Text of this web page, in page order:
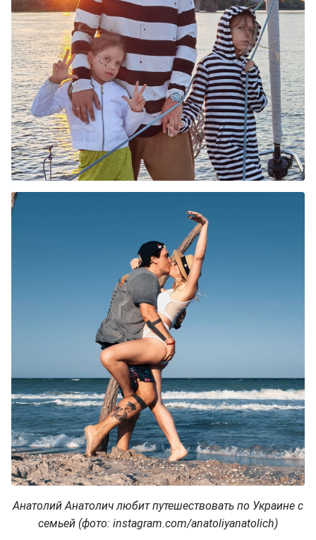
Анатолий Анатолич любит путешествовать по Украине с
семьей (фото: instagram.com/anatoliyanatolich)